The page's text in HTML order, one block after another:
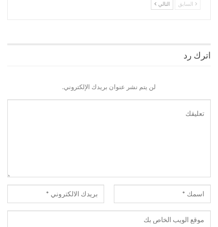
السابق التالي
اترك رد
لن يتم نشر عنوان بريدك الإلكتروني.